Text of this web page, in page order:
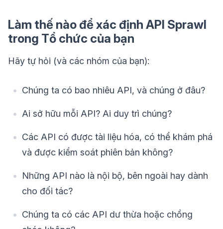
Làm thế nào để xác định API Sprawl
trong Tổ chức của bạn
Hãy tự hỏi (và các nhóm của bạn):
Chúng ta có bao nhiêu API, và chúng ở đâu?
Ai sở hữu mỗi API? Ai duy trì chúng?
Các API có được tài liệu hóa, có thể khám phá
và được kiểm soát phiên bản không?
Những API nào là nội bộ, bên ngoài hay dành
cho đối tác?
Chúng ta có các API dư thừa hoặc chồng